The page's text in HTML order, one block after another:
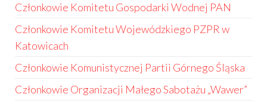
Członkowie Komitetu Gospodarki Wodnej PAN
Członkowie Komitetu Wojewódzkiego PZPR w
Katowicach
Członkowie Komunistycznej Partii Górnego Śląska
Członkowie Organizacji Małego Sabotażu „Wawer”